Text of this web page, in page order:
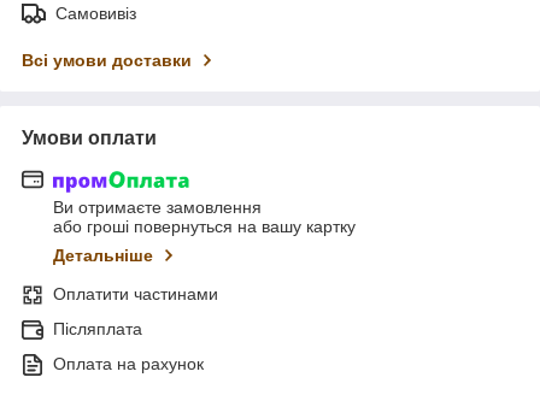
Самовивіз
Всі умови доставки
Умови оплати
Ви отримаєте замовлення
або гроші повернуться на вашу картку
Детальніше
Оплатити частинами
Післяплата
Оплата на рахунок